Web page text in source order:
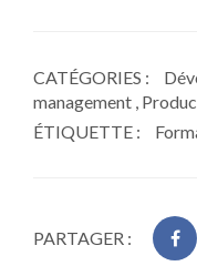
CATÉGORIES :
management ,
ÉTIQUETTE :
PARTAGER :